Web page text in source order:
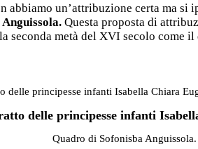
abbiamo un’attribuzione certa ma si
Questa proposta di
seconda metà del XVI secolo come
delle principesse infanti